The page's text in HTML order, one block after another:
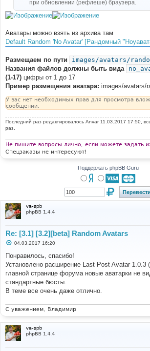
при обновлении (рефлеше) браузера.
Аватары можно взять из архива там
Default Random 'No Avatar' [Рандомный
Размещаем по пути
images/avatars/
Названия файлов должны быть вида
(1-17) цифры от 1 до 17
Пример размещения аватара: images/avatars/
У вас нет необходимых прав для просмотра
сообщении.
Последний раз редактировалось Anvar11.03.2017 17:50,
раз.
Не пишите вопросы лично, если можете задать
Спецзаказы не интересуют!
Поддержать phpBB Guru
va-spb
phpBB 1.4.4
Re: [3.1] [3.2][beta] Random Avatars
С
о
б
щ
е
н
и
е
04.03.2017 16:20
Понравилось, спасибо!
Установлено расширение Last Post Avatar 1.0.3
главной странице форума новые аватарки не
стандартные бюсты.
В теме все очень даже отлично.
С уважением, Владимир
va-spb
phpBB 1.4.4